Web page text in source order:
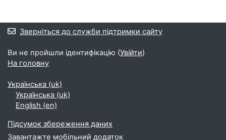
Зверніться до служби підтримки сайту
Ви не пройшли ідентифікацію (Увійти)
На головну
Українська ‎(uk)‎
Українська ‎(uk)‎
English ‎(en)‎
Підсумок збереження даних
Завантажте мобільний додаток